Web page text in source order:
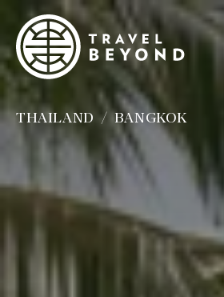
THAILAND BANGKOK